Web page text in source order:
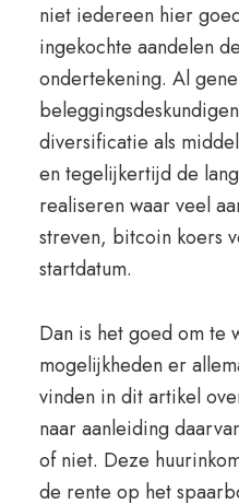
niet iedereen hier
ingekochte aandelen
ondertekening. Al
diversificatie als
en tegelijkertijd de
realiseren waar veel
streven, bitcoin koers
startdatum.
Dan is het goed om te
mogelijkheden er
vinden in dit artikel
naar aanleiding
of niet. Deze
de rente op het